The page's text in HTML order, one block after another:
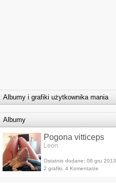
Albumy i grafiki użytkownika mania
Albumy
Pogona vitticeps
Leon
Ostatnio dodane: 08 gru 2013
2 grafiki, 4 Komentarze